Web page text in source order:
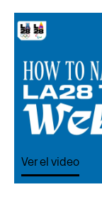
Ver el video